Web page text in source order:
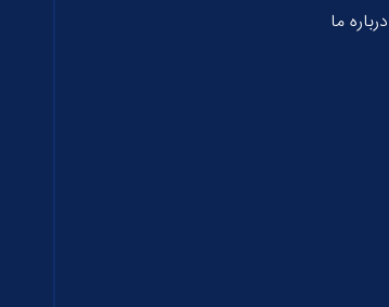
درباره ما